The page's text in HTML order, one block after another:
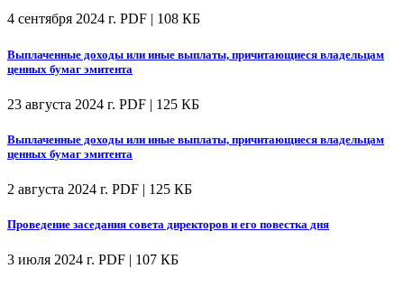
4 сентября 2024 г. PDF | 108 КБ
Выплаченные доходы или иные выплаты, причитающиеся владельцам
ценных бумаг эмитента
23 августа 2024 г. PDF | 125 КБ
Выплаченные доходы или иные выплаты, причитающиеся владельцам
ценных бумаг эмитента
2 августа 2024 г. PDF | 125 КБ
Проведение заседания совета директоров и его повестка дня
3 июля 2024 г. PDF | 107 КБ